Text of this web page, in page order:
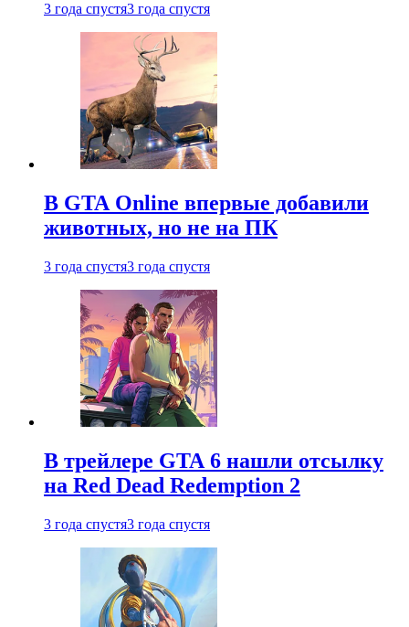
3 года спустя3 года спустя
В GTA Online впервые добавили
животных, но не на ПК
3 года спустя3 года спустя
В трейлере GTA 6 нашли отсылку
на Red Dead Redemption 2
3 года спустя3 года спустя